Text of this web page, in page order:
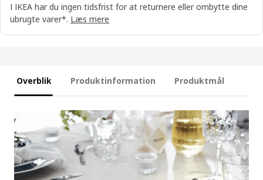
I IKEA har du ingen tidsfrist for at returnere eller ombytte dine
ubrugte varer*. Læs mere
Overblik Produktinformation Produktmål